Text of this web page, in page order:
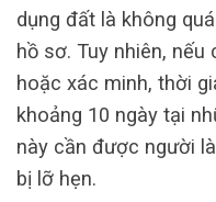
dụng đất là không
hồ sơ. Tuy nhiên,
hoặc xác minh, thời
khoảng 10 ngày tại
này cần được người
bị lỡ hẹn.